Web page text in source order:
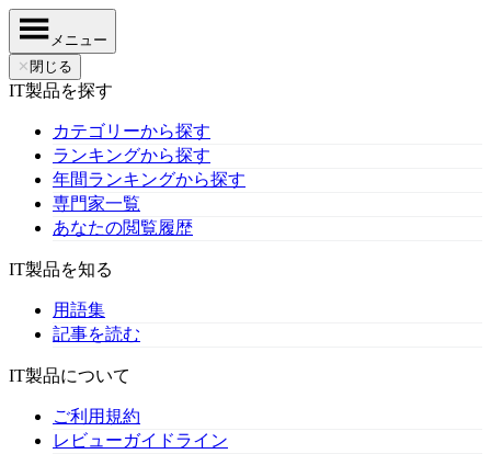
メニュー
✕ 閉じる
IT製品を探す
カテゴリーから探す
ランキングから探す
年間ランキングから探す
専門家一覧
あなたの閲覧履歴
IT製品を知る
用語集
記事を読む
IT製品について
ご利用規約
レビューガイドライン